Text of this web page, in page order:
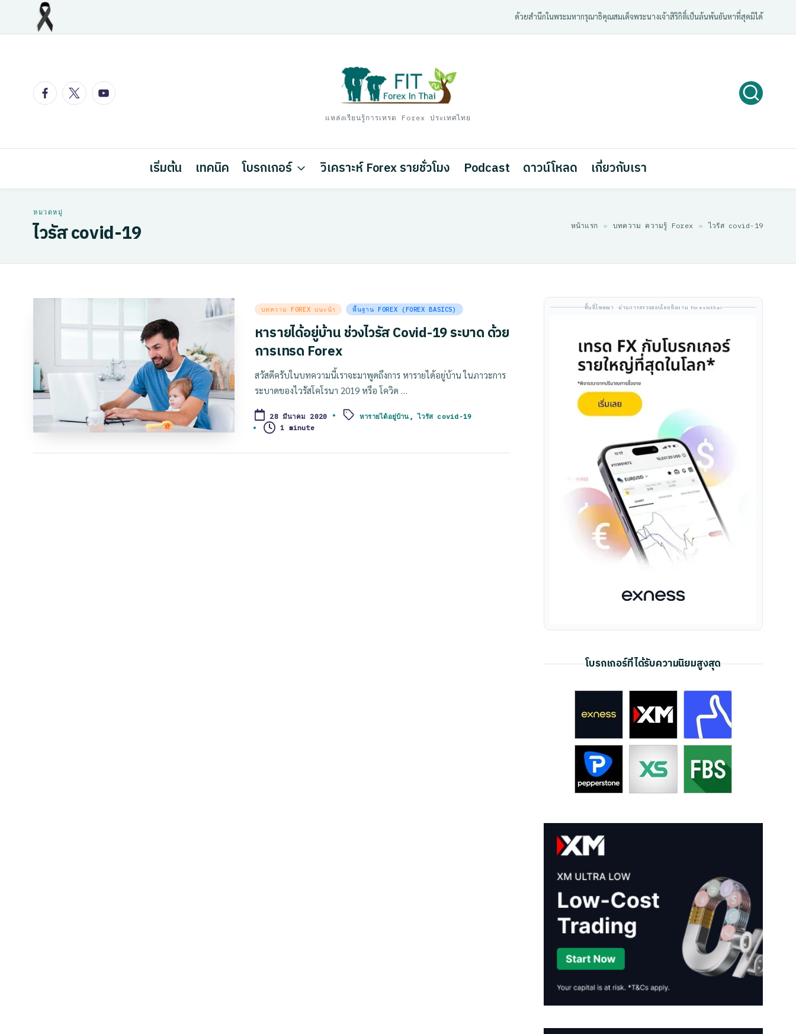
ด้วยสํานึกในพระมหากรุณาธิคุณสมเด็จพระนางเจ้าสิริกิติ์เป็นล้นพ้นอันหาที่สุดมิได้
FacebookTwitterYoutube
แหล่งเรียนรู้การเทรด Forex ประเทศไทย
เริ่มต้น เทคนิค โบรกเกอร์ วิเคราะห์ Forex รายชั่วโมง Podcast ดาวน์โหลด เกี่ยวกับเรา
ไวรัส covid-19 หน้าแรก » บทความ ความรู้ Forex » ไวรัส covid-19
Posted
in
บทความ FOREX แนะนำ พื้นฐาน FOREX (FOREX BASICS)
หารายได้อยู่บ้าน ช่วงไวรัส Covid-19 ระบาด ด้วย
การเทรด Forex
สวัสดีครับในบทความนี้เราจะมาพูดถึงการ หารายได้อยู่บ้าน ในภาวะการ
ระบาดของไวรัสโคโรนา 2019 หรือ โควิด …
28 มีนาคม 2020
Tags: หารายได้อยู่บ้าน ,ไวรัส covid-19
1 minute
พื้นที่โฆษณา · ผ่านการตรวจสอบโดยทีมงาน Forexinthai
โบรกเกอร์ที่ได้รับความนิยมสูงสุด